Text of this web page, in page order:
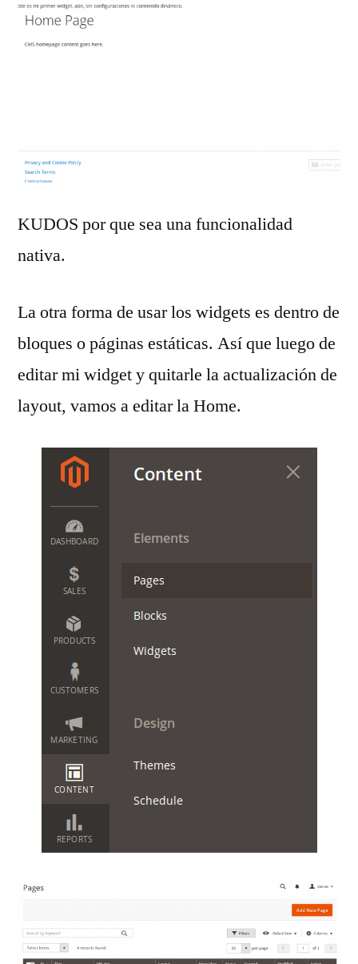
KUDOS por que sea una funcionalidad
nativa.
La otra forma de usar los widgets es dentro de
bloques o páginas estáticas. Así que luego de
editar mi widget y quitarle la actualización de
layout, vamos a editar la Home.